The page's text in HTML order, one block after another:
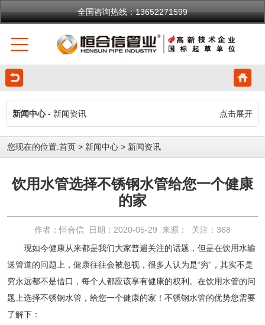
全国咨询热线：13652271599
新闻中心- 新闻资讯 点击展开
您现在的位置:首页 > 新闻中心 > 新闻资讯
饮用水管选择不锈钢水管给您一个健康
的家
作者：恒合信 日期：2020-05-29 来源： 关注： 368
现如今健康从来都是我们大家普遍关注的话题，但是在饮用水输
送管道的问题上，健康往往会被忽视，很多人认为是“穷”，其实不是
穷永远都不是借口，每个人都应该享有健康的权利。在饮用水管的问
题上选择不锈钢水管 ，给您一个健康的家！ 不锈钢水管的优势您需要
了解下：